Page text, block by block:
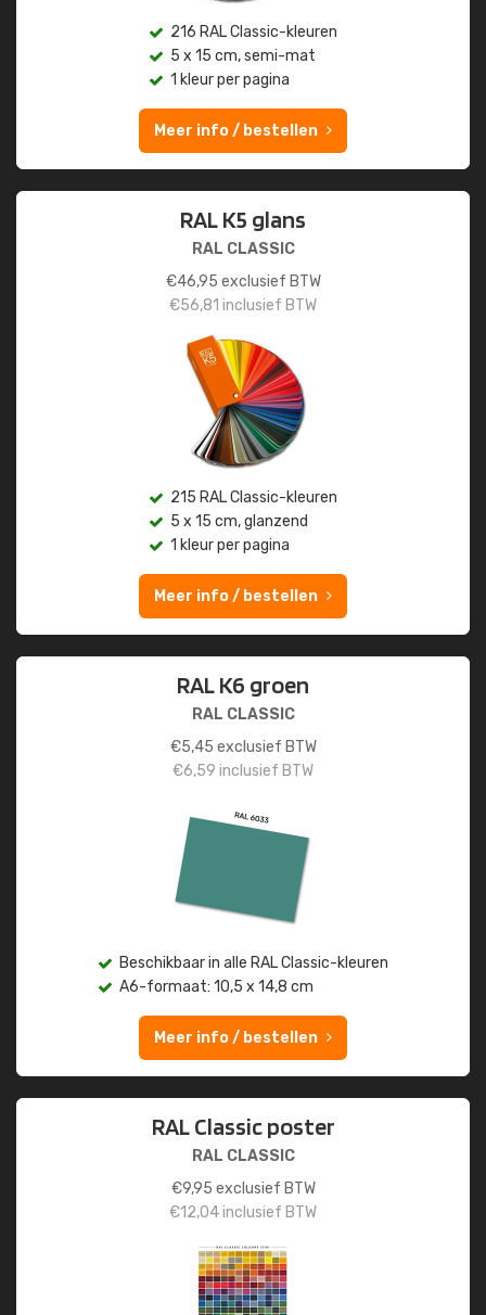
216 RAL Classic-kleuren
5 x 15 cm, semi-mat
1 kleur per pagina
Meer info / bestellen
RAL K5 glans
RAL CLASSIC
€46,95 exclusief BTW
€56,81 inclusief BTW
215 RAL Classic-kleuren
5 x 15 cm, glanzend
1 kleur per pagina
Meer info / bestellen
RAL K6 groen
RAL CLASSIC
€5,45 exclusief BTW
€6,59 inclusief BTW
Beschikbaar in alle RAL Classic-kleuren
A6-formaat: 10,5 x 14,8 cm
Meer info / bestellen
RAL Classic poster
RAL CLASSIC
€9,95 exclusief BTW
€12,04inclusief BTW